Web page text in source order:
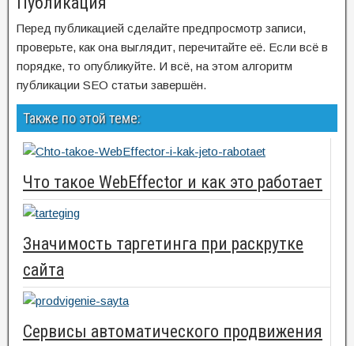
Перед публикацией сделайте предпросмотр записи,
проверьте, как она выглядит, перечитайте её. Если всё в
порядке, то опубликуйте. И всё, на этом алгоритм
публикации SEO статьи завершён.
Также по этой теме:
Что такое WebEffector и как это работает
Значимость таргетинга при раскрутке
сайта
Сервисы автоматического продвижения